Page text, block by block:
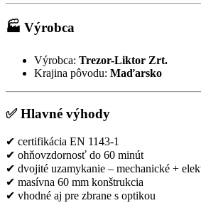
🏭 Výrobca
Výrobca: Trezor-Liktor Zrt.
Krajina pôvodu: Maďarsko
✅ Hlavné výhody
✔ certifikácia EN 1143‑1
✔ ohňovzdornosť do 60 minút
✔ dvojité uzamykanie – mechanické +
✔ masívna 60 mm konštrukcia
✔ vhodné aj pre zbrane s optikou